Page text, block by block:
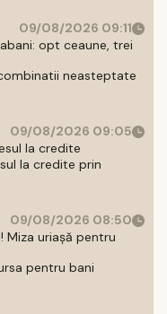
09/08/2026 09:11
opt ceaune, trei
neasteptate
09/08/2026 09:05
la credite
la credite prin
09/08/2026 08:50
uriașă pentru
pentru bani